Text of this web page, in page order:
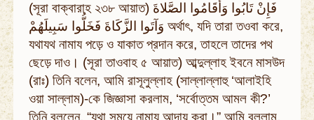
(সূরা বাক্বারাহ ২৩৮ আয়াত) فَإِنْ تَابُوا وَأَقَامُوا الصَّلاةَ
وَآتَوا الزَّكَاةَ فَخَلُّوا سَبِيلَهُمْ অর্থাৎ, যদি তারা তওবা করে,
যথাযথ নামায পড়ে ও যাকাত প্রদান করে, তাহলে তাদের পথ
ছেড়ে দাও। (সূরা তাওবাহ ৫ আয়াত) আব্দুল্লাহ ইবনে মাসউদ
(রাঃ) তিনি বলেন, আমি রাসূলুল্লাহ (সাল্লাল্লাহু ‘আলাইহি
ওয়া সাল্লাম)-কে জিজ্ঞাসা করলাম, ‘সর্বোত্তম আমল কী?’
তিনি বললেন, “যথা সময়ে নামায আদায় করা।” আমি বললাম,